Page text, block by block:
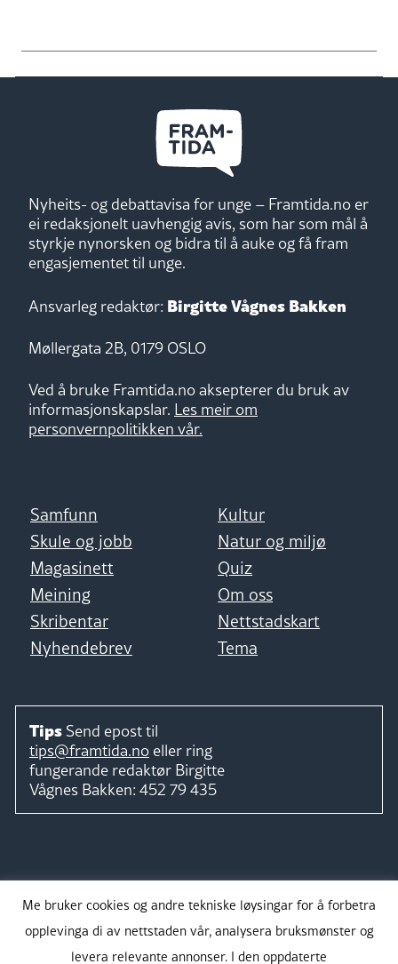
Nyheits- og debattavisa for unge – Framtida.no er
ei redaksjonelt uavhengig avis, som har som mål å
styrkje nynorsken og bidra til å auke og få fram
engasjementet til unge.
Ansvarleg redaktør: Birgitte Vågnes Bakken
Møllergata 2B, 0179 OSLO
Ved å bruke Framtida.no aksepterer du bruk av
informasjonskapslar. Les meir om
personvernpolitikken vår.
Samfunn
Kultur
Skule og jobb
Natur og miljø
Magasinett
Quiz
Meining
Om oss
Skribentar
Nettstadskart
Nyhendebrev
Tema
Tips Send epost til
tips@framtida.no eller ring
fungerande redaktør Birgitte
Vågnes Bakken: 452 79 435
Me bruker cookies og andre tekniske løysingar for å forbetra
opplevinga di av nettstaden vår, analysera bruksmønster og
levera relevante annonser. I den oppdaterte